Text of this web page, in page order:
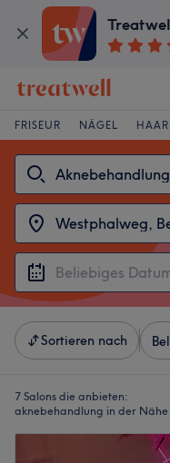
FRISEUR NÄGEL
Sortieren nach
7 Salons die anbieten:
aknebehandlung in der